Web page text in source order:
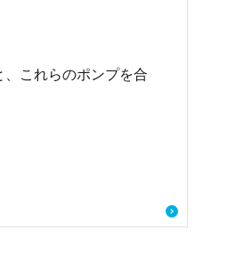
これらのポンプを合